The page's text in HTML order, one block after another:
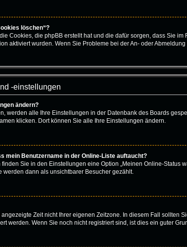
löschen“?
die Cookies, die phpBB erstellt hat und die dafür sorgen, dass Sie
aktiviert wurden. Wenn Sie Probleme bei der An- oder
-einstellungen
ändern?
werden alle Ihre Einstellungen in der Datenbank des Boards
klicken. Dort können Sie alle Ihre Einstellungen ändern.
mein Benutzername in der Online-Liste auftaucht?
Sie in den Einstellungen eine Option „Meinen Online-
werden dann als unsichtbarer Besucher gezählt.
Zeit nicht Ihrer eigenen Zeitzone. In diesem Fall sollten
werden. Wenn Sie noch nicht registriert sind, ist dies ein guter